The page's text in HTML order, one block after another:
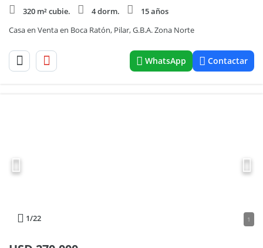
320 m² cubie.
4 dorm.
15 años
Casa en Venta en Boca Ratón, Pilar, G.B.A. Zona Norte
WhatsApp Contactar
1/22 1